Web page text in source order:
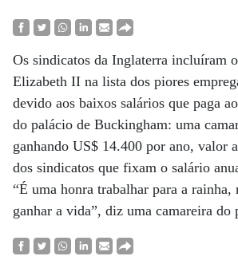
Os sindicatos da Inglaterra incluíram
Elizabeth II na lista dos piores
devido aos baixos salários que paga
do palácio de Buckingham: uma
ganhando US$ 14.400 por ano, valor
dos sindicatos que fixam o salário
“É uma honra trabalhar para a rainha,
ganhar a vida”, diz uma camareira do